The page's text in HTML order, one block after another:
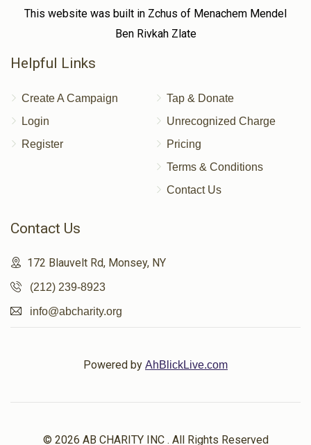
This website was built in Zchus of Menachem Mendel
Ben Rivkah Zlate
Helpful Links
Create A Campaign
Login
Register
Tap & Donate
Unrecognized Charge
Pricing
Terms & Conditions
Contact Us
Contact Us
172 Blauvelt Rd, Monsey, NY
(212) 239-8923
info@abcharity.org
Powered by AhBlickLive.com
© 2026 AB CHARITY INC . All Rights Reserved